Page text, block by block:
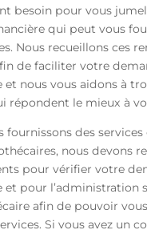
besoin pour vous
qui peut vous
Nous recueillons ces
de faciliter votre
et nous vous aidons à
répondent le mieux à
fournissons des
nous devons
pour vérifier votre
et pour l’administration
afin de pouvoir
Si vous avez un